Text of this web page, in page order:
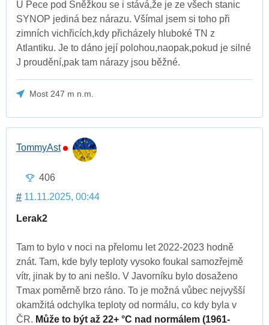
U Pece pod Sněžkou se i stává,že je ze všech stanic
SYNOP jediná bez nárazu. Všímal jsem si toho při
zimních vichřicích,kdy přicházely hluboké TN z
Atlantiku. Je to dáno její polohou,naopak,pokud je silné
J proudění,pak tam nárazy jsou běžné.
Most 247 m n.m.
TommyAst
406
# 11.11.2025, 00:44
Lerak2
Tam to bylo v noci na přelomu let 2022-2023 hodně
znát. Tam, kde byly teploty vysoko foukal samozřejmě
vítr, jinak by to ani nešlo. V Javorníku bylo dosaženo
Tmax poměrně brzo ráno. To je možná vůbec nejvyšší
okamžitá odchylka teploty od normálu, co kdy byla v
ČR. Může to být až 22+ °C nad normálem (1961-